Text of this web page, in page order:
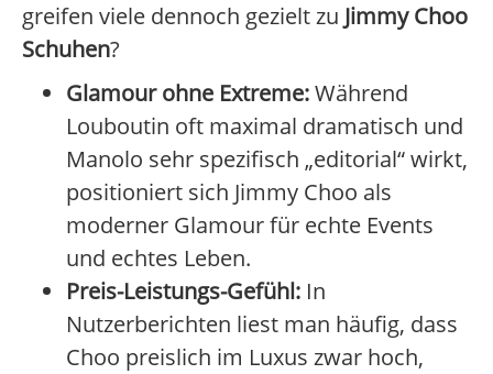
greifen viele dennoch gezielt zu Jimmy Choo
Schuhen?
Glamour ohne Extreme:Während
Louboutin oft maximal dramatisch und
Manolo sehr spezifisch „editorial“ wirkt,
positioniert sich Jimmy Choo als
moderner Glamour für echte Events
und echtes Leben.
Preis-Leistungs-Gefühl: In
Nutzerberichten liest man häufig, dass
Choo preislich im Luxus zwar hoch,